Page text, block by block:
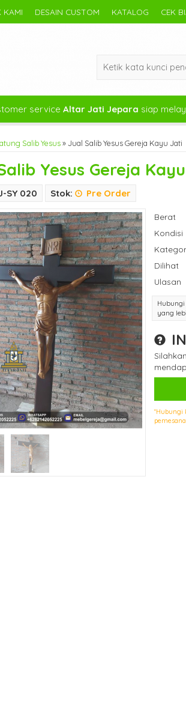
KAMI DESAIN CUSTOM KATALOG CEK
service Altar Jati Jepara siap
Salib Yesus»Jual Salib Yesus Gereja Kayu Jati
Yesus Gereja
SY 020 Stok: Pre Order
Berat
Kondisi
Dilihat
Ulasan
yang
*Hubungi